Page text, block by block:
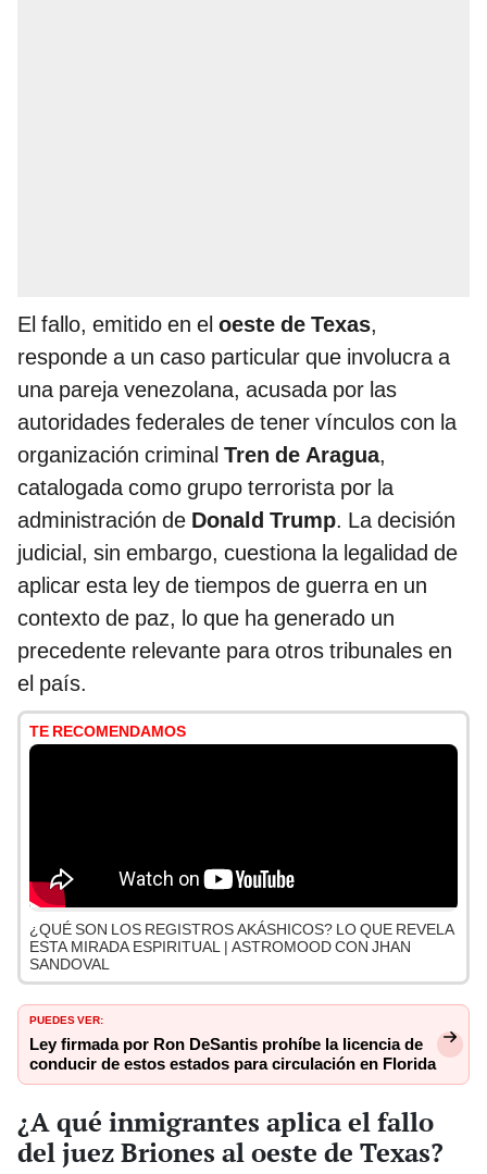
El fallo, emitido en el oeste de Texas,
responde a un caso particular que involucra a
una pareja venezolana, acusada por las
autoridades federales de tener vínculos con la
organización criminal Tren de Aragua,
catalogada como grupo terrorista por la
administración de Donald Trump. La decisión
judicial, sin embargo, cuestiona la legalidad de
aplicar esta ley de tiempos de guerra en un
contexto de paz, lo que ha generado un
precedente relevante para otros tribunales en
el país.
TE RECOMENDAMOS
¿QUÉ SON LOS REGISTROS AKÁSHICOS? LO QUE REVELA
ESTA MIRADA ESPIRITUAL | ASTROMOOD CON JHAN
SANDOVAL
PUEDES VER:
Ley firmada por Ron DeSantis prohíbe la licencia de
conducir de estos estados para circulación en Florida
¿A qué inmigrantes aplica el fallo
del juez Briones al oeste de Texas?